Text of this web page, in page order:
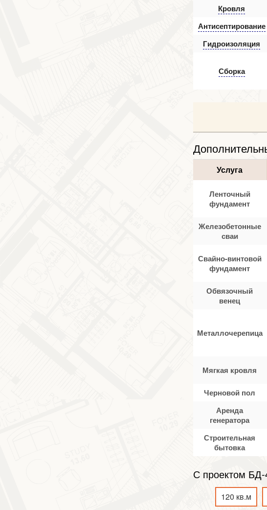
Кровля
Антисептирование
Гидроизоляция
Сборка
Услуга
Ленточный
фундамент
Железобетонные
сваи
Свайно-винтовой
фундамент
Обвязочный
венец
Металлочерепица
Мягкая кровля
Черновой пол
Аренда
генератора
Строительная
бытовка
С проектом БД-
120 кв.м